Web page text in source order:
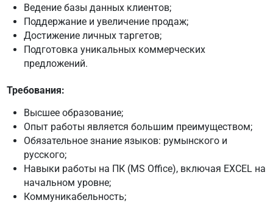
Ведение базы данных клиентов;
Поддержание и увеличение продаж;
Достижение личных таргетов;
Подготовка уникальных коммерческих
предложений.
Требования:
Высшее образование;
Опыт работы является большим преимуществом;
Обязательное знание языков: румынского и
русского;
Навыки работы на ПК (MS Office), включая EXCEL на
начальном уровне;
Коммуникабельность;